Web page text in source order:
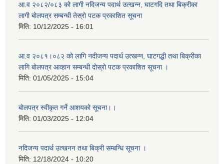
आ.व २०८२/०८३ को लागी नदिजन्य पदार्थ उत्खन्न, घाटगदि तथा बिक्रीका
लागी बोलपत्र सम्बन्धी तेस्रो पटक प्रकाशित सूचना
मिति: 10/12/2025 - 16:01
आ.व २०८१।०८२ को लागि नदीजन्य पदार्थ उत्खन्न, घाटगद्धी तथा बिक्रीका
लागि बोलपत्र आव्हान सम्बन्धी दोस्रो पटक प्रकाशित सूचना ।
मिति: 01/05/2025 - 15:04
बोलपत्र स्वीकृत गर्ने आशयको सूचना।।
मिति: 01/03/2025 - 12:04
नदिजन्य पदार्थ उत्खनन तथा बिक्री सम्बन्धि सूचना ।
मिति: 12/18/2024 - 10:20